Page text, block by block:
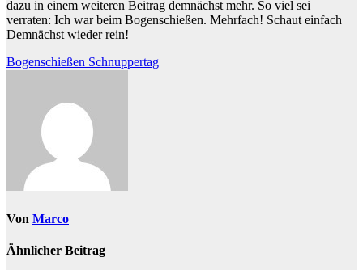
dazu in einem weiteren Beitrag demnächst mehr. So viel sei
verraten: Ich war beim Bogenschießen. Mehrfach! Schaut einfach
Demnächst wieder rein!
Beitragsnavigation
Bogenschießen Schnuppertag
Von Marco
Ähnlicher Beitrag